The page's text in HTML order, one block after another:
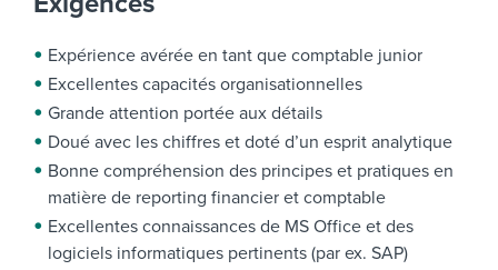
Expérience avérée en tant que comptable junior
Excellentes capacités organisationnelles
Grande attention portée aux détails
Doué avec les chiffres et doté d’un esprit analytique
Bonne compréhension des principes et pratiques en
matière de reporting financier et comptable
Excellentes connaissances de MS Office et des
logiciels informatiques pertinents (par ex. SAP)